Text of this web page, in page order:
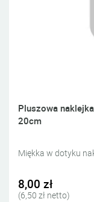
Pluszowa
20cm
Miękka w dotyku
8,00 zł
(6,50 zł netto)